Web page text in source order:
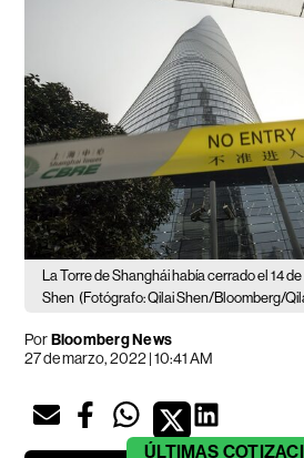
La Torre de Shanghái había cerrado el 14
Shen (Fotógrafo: Qilai Shen/Bloomberg/
PorBloomberg News
27 de marzo, 2022 | 10:41 AM
ÚLTIMAS